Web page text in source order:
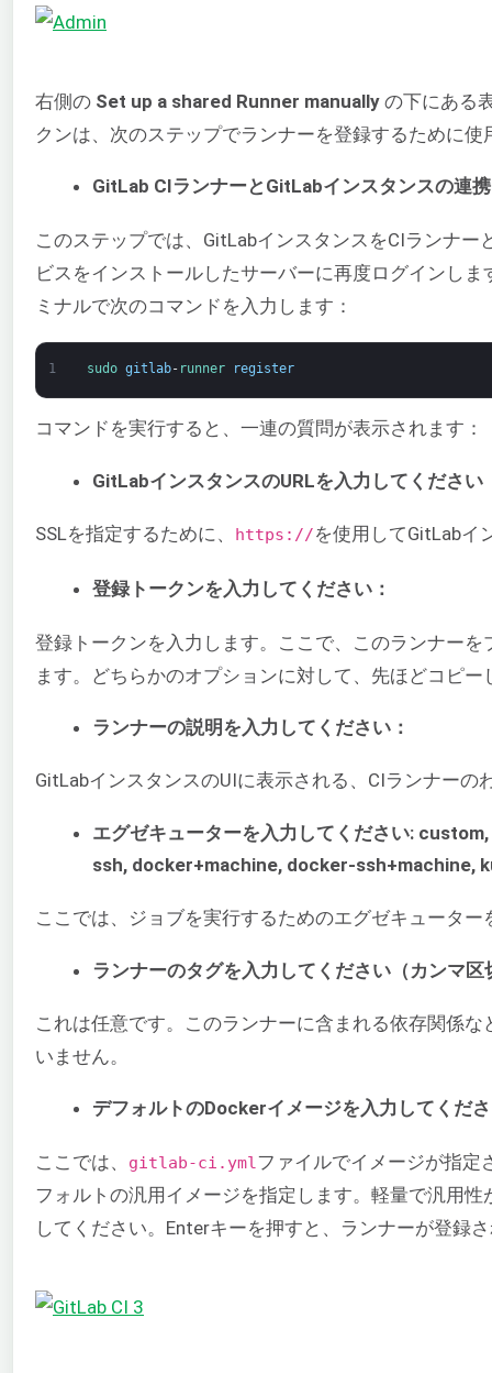
右側の Set up a shared Runner manually の下にある
クンは、次のステップでランナーを登録するために使
GitLab CIランナーとGitLabインスタンスの連携
このステップでは、GitLabインスタンスをCIランナー
ビスをインストールしたサーバーに再度ログインし
ミナルで次のコマンドを入力します：
1 sudo gitlab- runner register
コマンドを実行すると、一連の質問が表示されます：
GitLabインスタンスのURLを入力してくださ
SSLを指定するために、 https://を使用してGitLabイ
登録トークンを入力してください：
登録トークンを入力します。ここで、このランナー
ます。どちらかのオプションに対して、先ほどコピ
ランナーの説明を入力してください：
GitLabインスタンスのUIに表示される、CIランナーの
エグゼキューターを入力してください:
ssh, docker+machine, docker-ssh+machine,
ここでは、ジョブを実行するためのエグゼキュータ
ランナーのタグを入力してください（カンマ区
これは任意です。このランナーに含まれる依存関係
いません。
デフォルトのDockerイメージを入力してくだ
ここでは、 gitlab-ci.yml ファイルでイメージが指定
フォルトの汎用イメージを指定します。軽量で汎用
してください。Enterキーを押すと、ランナーが登録